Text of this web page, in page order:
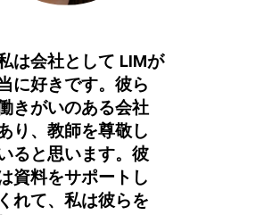
私は会社として LIMが
に好きです。彼ら
きがいのある会社
り、教師を尊敬し
ると思います。彼
資料をサポートし
れて、私は彼らを